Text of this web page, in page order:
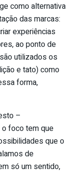
como alternativa
das marcas:
experiências
ao ponto de
utilizados os
e tato) como
forma,
–
foco tem que
que o
de
só um sentido,